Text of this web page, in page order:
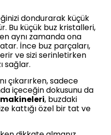
dondurarak küçük
Bu küçük buz kristalleri,
aynı zamanda ona
İnce buz parçaları,
ve sizi serinletirken
sağlar.
çıkarırken, sadece
içeceğin dokusunu da
, buzdaki
kattığı özel bir tat ve